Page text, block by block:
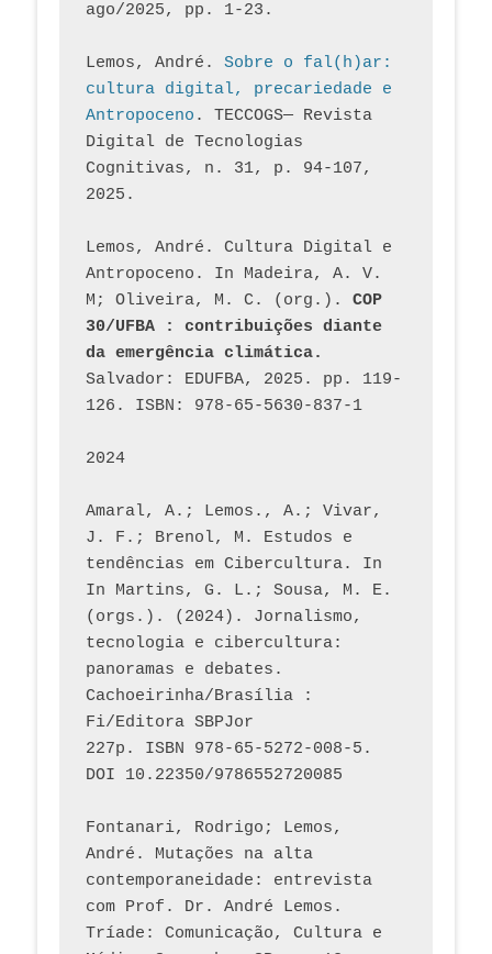
ago/2025, pp. 1-23.
Lemos, André. Sobre o fal(h)ar:
cultura digital, precariedade e
Antropoceno . TECCOGS— Revista
Digital de Tecnologias
Cognitivas, n. 31, p. 94-107,
2025.
Lemos, André. Cultura Digital e
Antropoceno. In Madeira, A. V.
M; Oliveira, M. C. (org.). COP
30/UFBA : contribuições diante
da emergência climática.
Salvador: EDUFBA, 2025. pp. 119-
126. ISBN: 978-65-5630-837-1
2024
Amaral, A.; Lemos., A.; Vivar,
J. F.; Brenol, M. Estudos e
tendências em Cibercultura. In
In Martins, G. L.; Sousa, M. E.
(orgs.). (2024). Jornalismo,
tecnologia e cibercultura:
panoramas e debates.
Cachoeirinha/Brasília :
Fi/Editora SBPJor
227p. ISBN 978-65-5272-008-5.
DOI 10.22350/9786552720085
Fontanari, Rodrigo; Lemos,
André. Mutações na alta
contemporaneidade: entrevista
com Prof. Dr. André Lemos.
Tríade: Comunicação, Cultura e